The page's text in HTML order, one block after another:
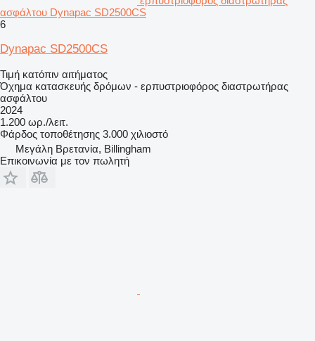
ασφάλτου Dynapac SD2500CS
6
Dynapac SD2500CS
Τιμή κατόπιν αιτήματος
Όχημα κατασκευής δρόμων - ερπυστριοφόρος διαστρωτήρας
ασφάλτου
2024
1.200 ωρ./λειτ.
Φάρδος τοποθέτησης 3.000 χιλιοστό
Μεγάλη Βρετανία, Billingham
Επικοινωνία με τον πωλητή